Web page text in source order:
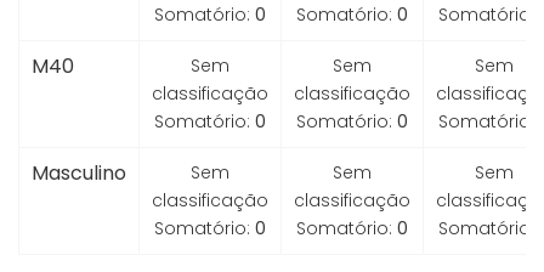
Somatório: 0
Somatório: 0
Somatório:
M40
Sem
classificação
Somatório: 0
Sem
classificação
Somatório: 0
Sem
Somatório:
Masculino
Sem
classificação
Somatório: 0
Sem
classificação
Somatório: 0
Sem
Somatório: